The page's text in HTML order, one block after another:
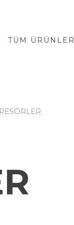
TÜM ÜRÜNLER